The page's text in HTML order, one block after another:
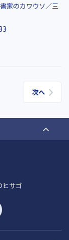
家のカワウソ／三
次へ
ヒサゴ